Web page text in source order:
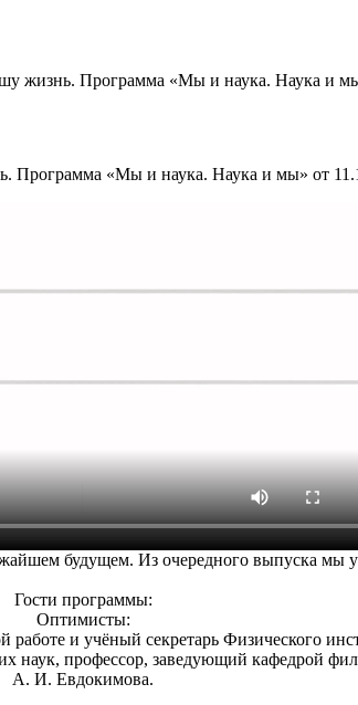
жизнь. Программа «Мы и наука. Наука и
Программа «Мы и наука. Наука и мы» от
будущем. Из очередного выпуска мы
Гости программы:
Оптимисты:
работе и учёный секретарь Физического
наук, профессор, заведующий кафедрой
А. И. Евдокимова.